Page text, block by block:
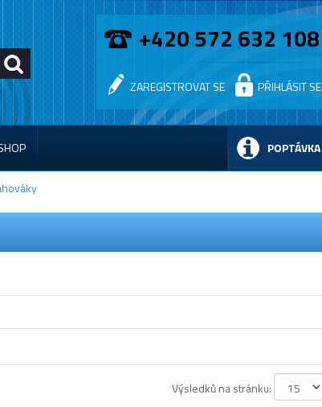
+420 572 632 108
ZAREGISTROVAT SE PŘIHLÁSIT SE
POPTÁVKA
Výsledků na stránku: